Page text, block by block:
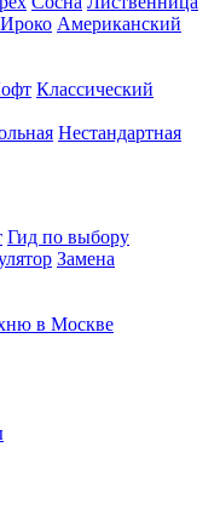
Ироко Американский
Классический
Нестандартная
Гид по выбору
Замена
в Москве